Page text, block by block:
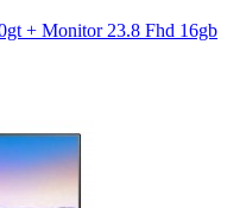
+ Monitor 23.8 Fhd 16gb